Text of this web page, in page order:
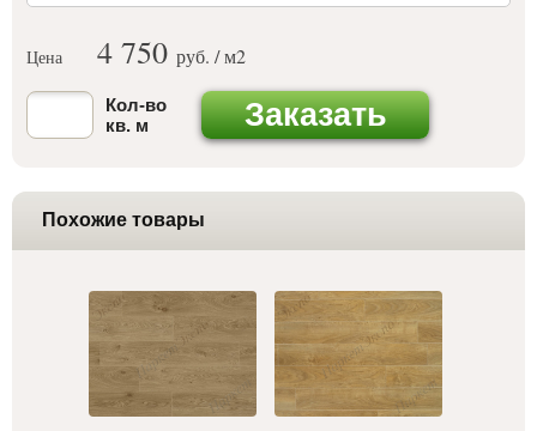
Цена 4 750 руб. / м2
Кол-во
кв. м
Заказать
Похожие товары